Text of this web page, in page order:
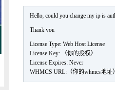
Hello, could you change my ip is
Thank you
License Type: Web Host License
License Key: （你的授权）
License Expires: Never
WHMCS URL:（你的whmcs地址